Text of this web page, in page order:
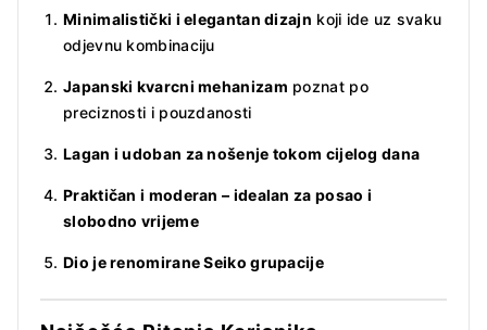
Minimalistički i elegantan dizajn koji ide uz svaku
odjevnu kombinaciju
Japanski kvarcni mehanizam poznat po
preciznosti i pouzdanosti
Lagan i udoban za nošenje tokom cijelog dana
Praktičan i moderan – idealan za posao i
slobodno vrijeme
Dio je renomirane Seiko grupacije